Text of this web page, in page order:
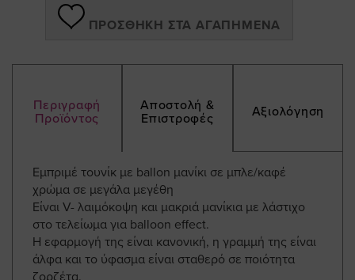
ΠΡΟΣΘΉΚΗ ΣΤΑ ΑΓΑΠΗΜΈΝΑ
Περιγραφή
Προϊόντος
Αποστολή &
Επιστροφές
Αξιολόγηση
Εμπριμέ τουνίκ με ballon μανίκι σε μπλε/καφέ
χρώμα σε μεγάλα μεγέθη
Είναι V- λαιμόκοψη και μακριά μανίκια με λάστιχο
στο τελείωμα για balloon effect.
Η εφαρμογή της είναι κανονική, η γραμμή της είναι
άλφα και το ύφασμα είναι σταθερό σε ποιότητα
ζορζέτα.